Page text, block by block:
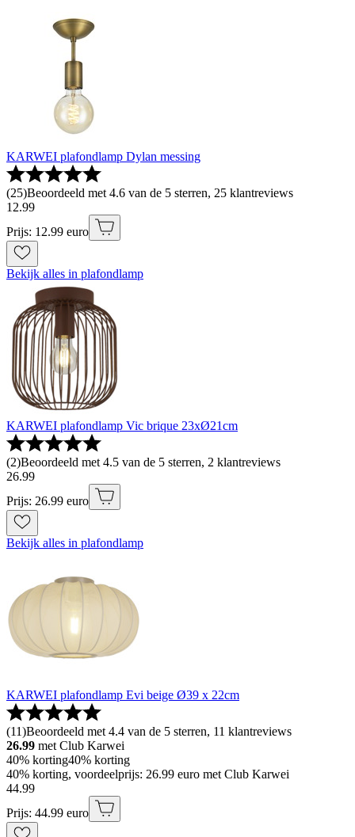
KARWEI plafondlamp Dylan messing
(25)Beoordeeld met 4.6 van de 5 sterren, 25 klantreviews
12.99
Prijs: 12.99 euro
Bekijk alles in plafondlamp
KARWEI plafondlamp Vic brique 23xØ21cm
(2)Beoordeeld met 4.5 van de 5 sterren, 2 klantreviews
26.99
Prijs: 26.99 euro
Bekijk alles in plafondlamp
KARWEI plafondlamp Evi beige Ø39 x 22cm
(11)Beoordeeld met 4.4 van de 5 sterren, 11 klantreviews
26.99 met Club Karwei
40% korting40% korting
40% korting, voordeelprijs: 26.99 euro met Club Karwei
44.99
Prijs: 44.99 euro